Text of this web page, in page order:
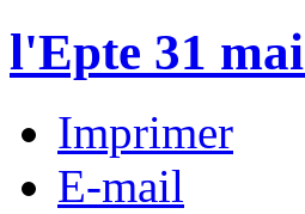
l'Epte 31
Imprimer
E-mail